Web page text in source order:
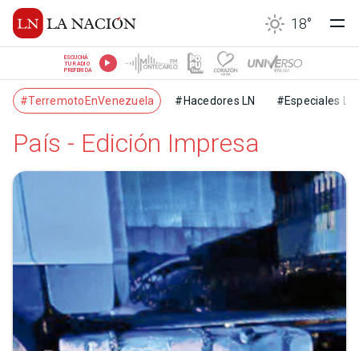
18°
ESCUCHÁ
TU RADIO
PREFERIDA
#TerremotoEnVenezuela #Hacedores LN #Especiales LN
País - Edición Impresa